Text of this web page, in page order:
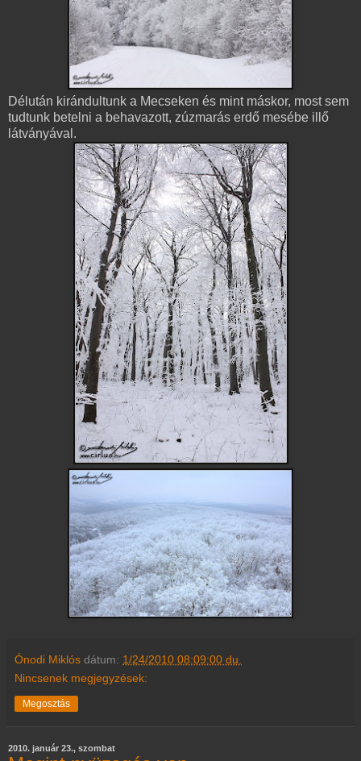
Délután kirándultunk a Mecseken és mint máskor, most sem
tudtunk betelni a behavazott, zúzmarás erdő mesébe illő
látványával.
Ónodi Miklós dátum: 1/24/2010 08:09:00 du.
Nincsenek megjegyzések:
Megosztás
2010. január 23., szombat